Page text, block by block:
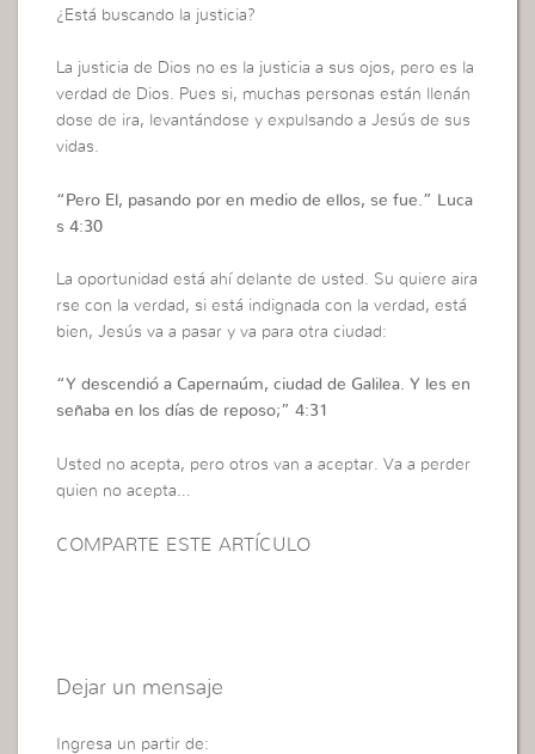
¿Está buscando la justicia?
La justicia de Dios no es la justicia a sus ojos, pero es la
verdad de Dios. Pues si, muchas personas están llenán
dose de ira, levantándose y expulsando a Jesús de sus
vidas.
“ Pero El, pasando por en medio de ellos, se fue.” Luca
s 4:30
La oportunidad está ahí delante de usted. Su quiere aira
rse con la verdad, si está indignada con la verdad, está
bien, Jesús va a pasar y va para otra ciudad:
“Y descendió a Capernaúm, ciudad de Galilea. Y les en
señaba en los días de reposo;” 4:31
Usted no acepta, pero otros van a aceptar. Va a perder
quien no acepta…
COMPARTE ESTE ARTÍCULO
Dejar un mensaje
Ingresa un partir de: